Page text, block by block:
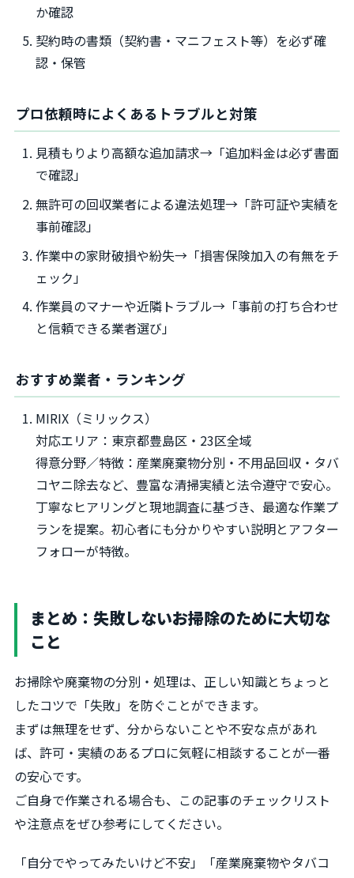
か確認
契約時の書類（契約書・マニフェスト等）を必ず確
認・保管
プロ依頼時によくあるトラブルと対策
見積もりより高額な追加請求→「追加料金は必ず書面
で確認」
無許可の回収業者による違法処理→「許可証や実績を
事前確認」
作業中の家財破損や紛失→「損害保険加入の有無をチ
ェック」
作業員のマナーや近隣トラブル→「事前の打ち合わせ
と信頼できる業者選び」
おすすめ業者・ランキング
MIRIX（ミリックス）
対応エリア：東京都豊島区・23区全域
得意分野／特徴：産業廃棄物分別・不用品回収・タバ
コヤニ除去など、豊富な清掃実績と法令遵守で安心。
丁寧なヒアリングと現地調査に基づき、最適な作業プ
ランを提案。初心者にも分かりやすい説明とアフター
フォローが特徴。
まとめ：失敗しないお掃除のために大切な
こと
お掃除や廃棄物の分別・処理は、正しい知識とちょっと
したコツで「失敗」を防ぐことができます。
まずは無理をせず、分からないことや不安な点があれ
ば、許可・実績のあるプロに気軽に相談することが一番
の安心です。
ご自身で作業される場合も、この記事のチェックリスト
や注意点をぜひ参考にしてください。
「自分でやってみたいけど不安」「産業廃棄物やタバコ